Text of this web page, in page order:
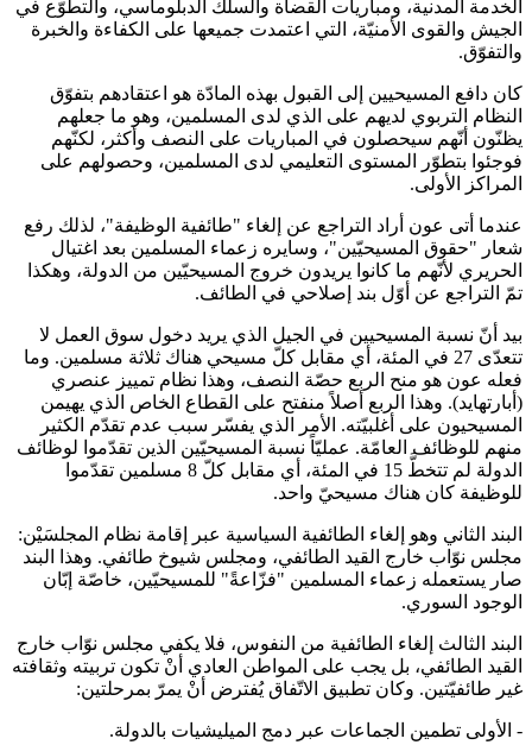
الخدمة المدنية، ومباريات القضاة والسلك الدبلوماسي، والتطوّع في
الجيش والقوى الأمنيّة، التي اعتمدت جميعها على الكفاءة والخبرة
والتفوّق.
كان دافع المسيحيين إلى القبول بهذه المادّة هو اعتقادهم بتفوّق
النظام التربوي لديهم على الذي لدى المسلمين، وهو ما جعلهم
يظنّون أنّهم سيحصلون في المباريات على النصف وأكثر، لكنّهم
فوجئوا بتطوّر المستوى التعليمي لدى المسلمين، وحصولهم على
المراكز الأولى.
عندما أتى عون أراد التراجع عن إلغاء "طائفية الوظيفة"، لذلك رفع
شعار "حقوق المسيحيّين"، وسايره زعماء المسلمين بعد اغتيال
الحريري لأنّهم ما كانوا يريدون خروج المسيحيّين من الدولة، وهكذا
تمّ التراجع عن أوّل بند إصلاحي في الطائف.
بيد أنّ نسبة المسيحيين في الجيل الذي يريد دخول سوق العمل لا
تتعدّى 27 في المئة، أي مقابل كلّ مسيحي هناك ثلاثة مسلمين. وما
فعله عون هو منح الربع حصّة النصف، وهذا نظام تمييز عنصري
(أبارتهايد). وهذا الربع أصلاً منفتح على القطاع الخاص الذي يهيمن
المسيحيون على أغلبيّته. الأمر الذي يفسّر سبب عدم تقدّم الكثير
منهم للوظائف العامّة. عمليّاً نسبة المسيحيّين الذين تقدّموا لوظائف
الدولة لم تتخطَّ 15 في المئة، أي مقابل كلّ 8 مسلمين تقدّموا
للوظيفة كان هناك مسيحيّ واحد.
البند الثاني وهو إلغاء الطائفية السياسية عبر إقامة نظام المجلسَيْن:
مجلس نوّاب خارج القيد الطائفي، ومجلس شيوخ طائفي. وهذا البند
صار يستعمله زعماء المسلمين "فزّاعةً" للمسيحيّين، خاصّة إبّان
الوجود السوري.
البند الثالث إلغاء الطائفية من النفوس، فلا يكفي مجلس نوّاب خارج
القيد الطائفي، بل يجب على المواطن العادي أنْ تكون تربيته وثقافته
غير طائفيّتين. وكان تطبيق الاتّفاق يُفترض أنْ يمرّ بمرحلتين:
- الأولى تطمين الجماعات عبر دمج الميليشيات بالدولة.